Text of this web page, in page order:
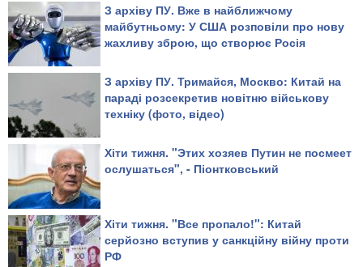
З архіву ПУ. Вже в найближчому
майбутньому: У США розповіли про нову
жахливу зброю, що створює Росія
З архіву ПУ. Тримайся, Москво: Китай на
параді розсекретив новітню військову
техніку (фото, відео)
Хіти тижня. "Этих хозяев Путин не посмеет
ослушаться", - Піонтковський
Хіти тижня. "Все пропало!": Китай
серйозно вступив у санкційну війну проти
РФ